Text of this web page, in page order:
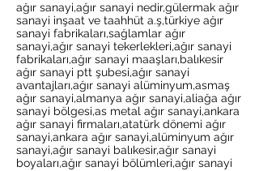
ağır sanayi,ağır sanayi nedir,gülermak ağır
sanayi inşaat ve taahhüt a.ş,türkiye ağır
sanayi fabrikaları,sağlamlar ağır
sanayi,ağır sanayi tekerlekleri,ağır sanayi
fabrikaları,ağır sanayi maaşları,balıkesir
ağır sanayi ptt şubesi,ağır sanayi
avantajları,ağır sanayi alüminyum,asmaş
ağır sanayi,almanya ağır sanayi,aliağa ağır
sanayi bölgesi,as metal ağır sanayi,ankara
ağır sanayi firmaları,atatürk dönemi ağır
sanayi,ankara ağır sanayi,alüminyum ağır
sanayi,ağır sanayi balıkesir,ağır sanayi
boyaları,ağır sanayi bölümleri,ağır sanayi